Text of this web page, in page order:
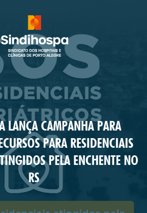
LANÇA CAMPANHA PARA
PARA RESIDENCIAIS
PELA ENCHENTE NO
RS